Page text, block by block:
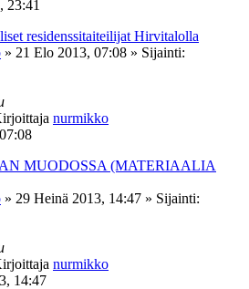
23:41
residenssitaiteilijat Hirvitalolla
» 21 Elo 2013, 07:08 » Sijainti:
nurmikko
MUODOSSA (MATERIAALIA
» 29 Heinä 2013, 14:47 » Sijainti:
nurmikko
14:47